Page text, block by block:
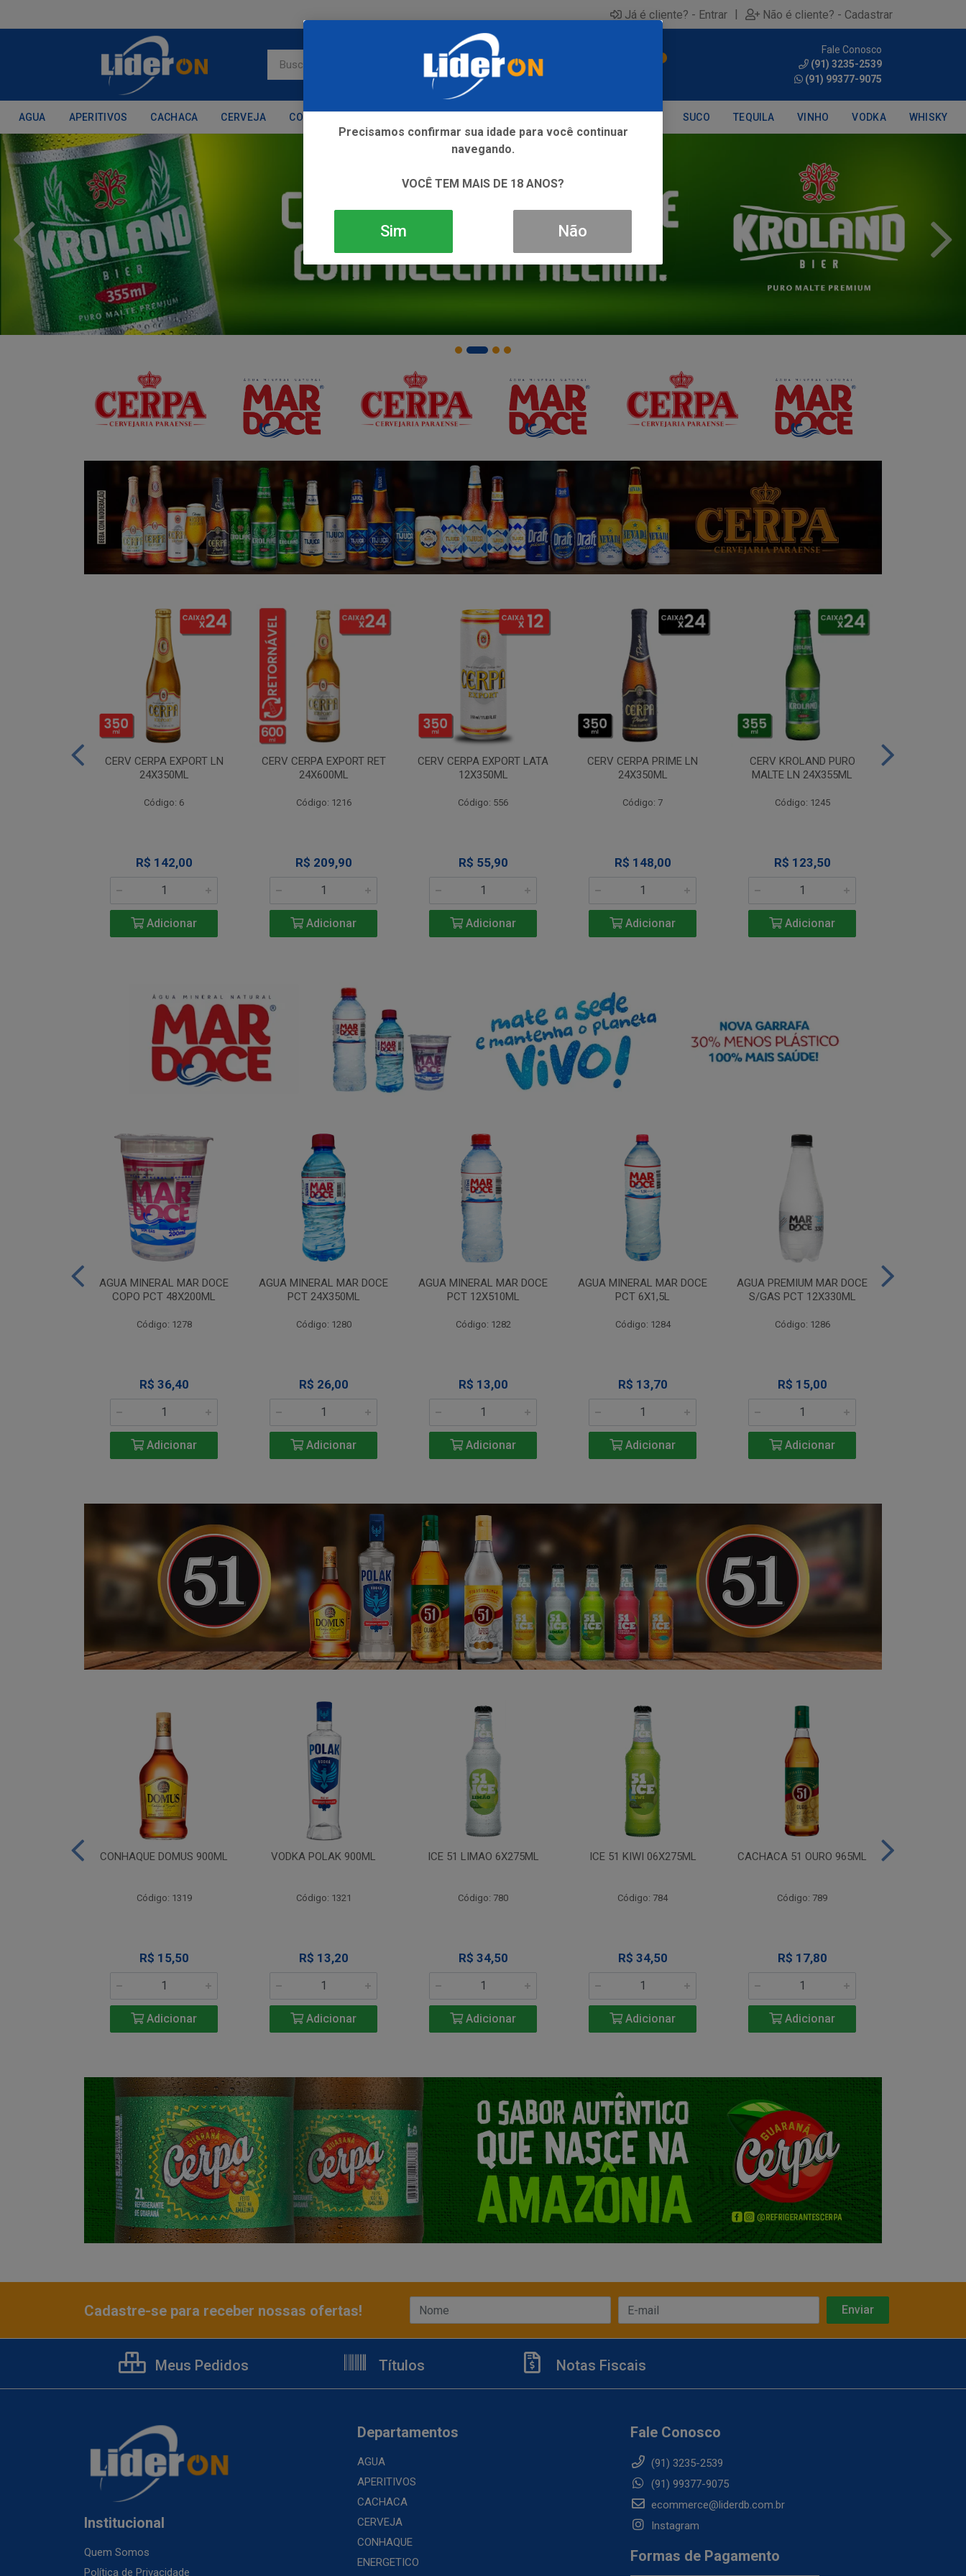
Já é cliente? - Entrar | Não é cliente? - Cadastrar
Fale Conosco
(91) 3235-2539
(91) 99377-9075
AGUA APERITIVOS CACHACA CERVEJA CONHAQUE SUCO TEQUILA VINHO VODKA WHISKY
CERV CERPA EXPORT LN
24X350ML
Código: 6
R$ 142,00
Adicionar
CERV CERPA EXPORT RET
24X600ML
Código: 1216
R$ 209,90
Adicionar
CERV CERPA EXPORT LATA
12X350ML
Código: 556
R$ 55,90
Adicionar
CERV CERPA PRIME LN
24X350ML
Código: 7
R$ 148,00
Adicionar
CERV KROLAND PURO
MALTE LN 24X355ML
Código: 1245
R$ 123,50
Adicionar
AGUA MINERAL MAR DOCE
COPO PCT 48X200ML
Código: 1278
R$ 36,40
Adicionar
AGUA MINERAL MAR DOCE
PCT 24X350ML
Código: 1280
R$ 26,00
Adicionar
AGUA MINERAL MAR DOCE
PCT 12X510ML
Código: 1282
R$ 13,00
Adicionar
AGUA MINERAL MAR DOCE
PCT 6X1,5L
Código: 1284
R$ 13,70
Adicionar
AGUA PREMIUM MAR DOCE
S/GAS PCT 12X330ML
Código: 1286
R$ 15,00
Adicionar
CONHAQUE DOMUS 900ML
Código: 1319
R$ 15,50
Adicionar
VODKA POLAK 900ML
Código: 1321
R$ 13,20
Adicionar
ICE 51 LIMAO 6X275ML
Código: 780
R$ 34,50
Adicionar
ICE 51 KIWI 06X275ML
Código: 784
R$ 34,50
Adicionar
CACHACA 51 OURO 965ML
Código: 789
R$ 17,80
Adicionar
Cadastre-se para receber nossas ofertas!
Meus Pedidos Títulos Notas Fiscais
Institucional
Quem Somos
Política de Privacidade
Departamentos
AGUA
APERITIVOS
CACHACA
CERVEJA
CONHAQUE
ENERGETICO
Fale Conosco
(91) 3235-2539
(91) 99377-9075
ecommerce@liderdb.com.br
Instagram
Formas de Pagamento
Precisamos confirmar sua idade para você continuar
navegando.
VOCÊ TEM MAIS DE 18 ANOS?
Sim Não